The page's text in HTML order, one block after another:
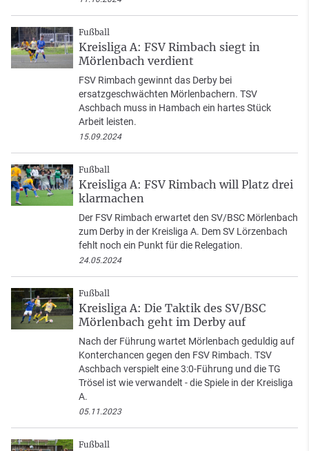
Fußball
Kreisliga A: FSV Rimbach siegt in
Mörlenbach verdient
FSV Rimbach gewinnt das Derby bei
ersatzgeschwächten Mörlenbachern. TSV
Aschbach muss in Hambach ein hartes Stück
Arbeit leisten.
15.09.2024
Fußball
Kreisliga A: FSV Rimbach will Platz drei
klarmachen
Der FSV Rimbach erwartet den SV/BSC Mörlenbach
zum Derby in der Kreisliga A. Dem SV Lörzenbach
fehlt noch ein Punkt für die Relegation.
24.05.2024
Fußball
Kreisliga A: Die Taktik des SV/BSC
Mörlenbach geht im Derby auf
Nach der Führung wartet Mörlenbach geduldig auf
Konterchancen gegen den FSV Rimbach. TSV
Aschbach verspielt eine 3:0-Führung und die TG
Trösel ist wie verwandelt - die Spiele in der Kreisliga
A.
05.11.2023
Fußball